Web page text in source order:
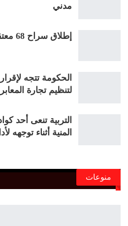
مدني
إطلاق سراح 68 معتقلاً في كاودا
الحكومة تتجه
لتنظيم تجارة
التربية تنعى أحد
المنية أثناء توجهه
منوعات